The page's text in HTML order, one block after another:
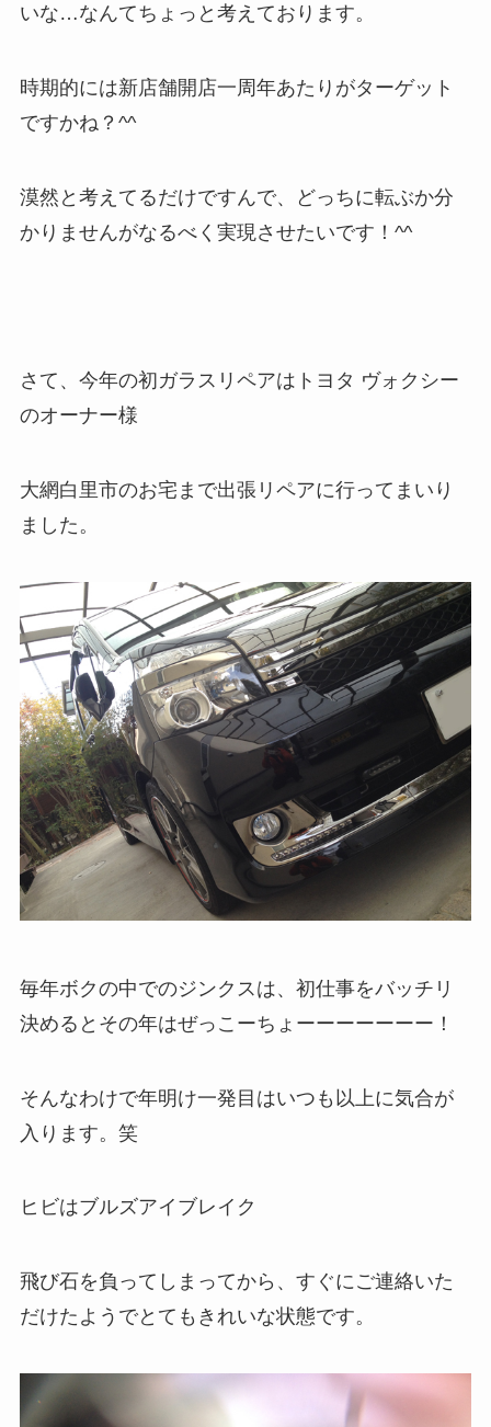
いな…なんてちょっと考えております。
時期的には新店舗開店一周年あたりがターゲット
ですかね？^^
漠然と考えてるだけですんで、どっちに転ぶか分
かりませんがなるべく実現させたいです！^^
さて、今年の初ガラスリペアはトヨタ ヴォクシー
のオーナー様
大網白里市のお宅まで出張リペアに行ってまいり
ました。
毎年ボクの中でのジンクスは、初仕事をバッチリ
決めるとその年はぜっこーちょーーーーーーー！
そんなわけで年明け一発目はいつも以上に気合が
入ります。笑
ヒビはブルズアイブレイク
飛び石を負ってしまってから、すぐにご連絡いた
だけたようでとてもきれいな状態です。